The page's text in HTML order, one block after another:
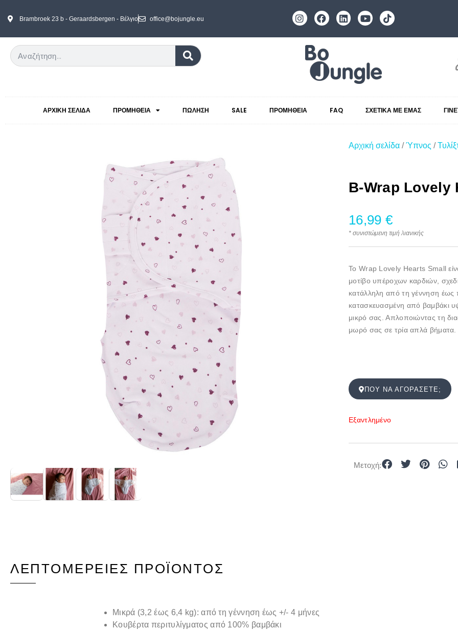
Brambroek 23 b - Geraardsbergen - Βέλγιο office@bojungle.eu
ΑΡΧΙΚΉ ΣΕΛΊΔΑ ΠΡΟΜΉΘΕΙΑ ΠΏΛΗΣΗ SALE ΠΡΟΜΉΘΕΙΑ FAQ ΣΧΕΤΙΚΆ ΜΕ ΕΜΆΣ
Αρχική σελίδα /Ύπνος /
B-Wrap Lovely
16,99 €
* συνιστώμενη τιμή λιανικής
Το Wrap Lovely Hearts Small
μοτίβο υπέροχων καρδιών,
κατάλληλη από τη γέννηση έως
κατασκευασμένη από βαμβάκι
μικρό σας. Απλοποιώντας τη
μωρό σας σε τρία απλά βήματα.
ΠΟΎ ΝΑ ΑΓΟΡΆΣΕΤΕ;
Εξαντλημένο
Μετοχή:
ΛΕΠΤΟΜΈΡΕΙΕΣ ΠΡΟΪΌΝΤΟΣ
Μικρά (3,2 έως 6,4 kg): από τη γέννηση έως +/- 4 μήνες
Κουβέρτα περιτυλίγματος από 100% βαμβάκι